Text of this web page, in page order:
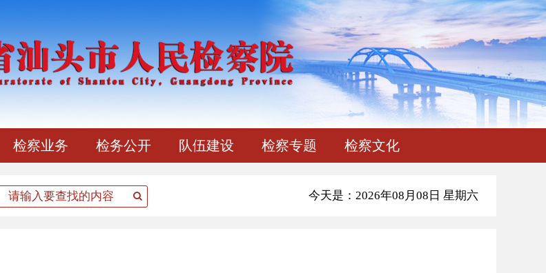
检察业务 检务公开 队伍建设 检察专题 检察文化
今天是：2026年08月08日 星期六